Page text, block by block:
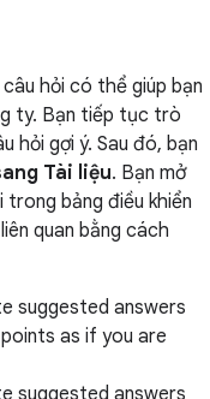
hỏi có thể giúp bạn
ty. Bạn tiếp tục trò
hỏi gợi ý. Sau đó, bạn
Tài liệu. Bạn mở
trong bảng điều khiển
quan bằng cách
suggested answers
as if you are